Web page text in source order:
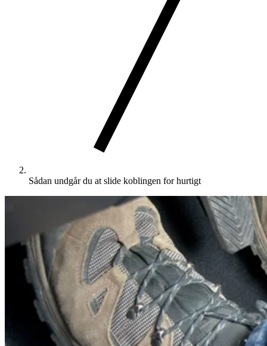
Sådan undgår du at slide koblingen for hurtigt